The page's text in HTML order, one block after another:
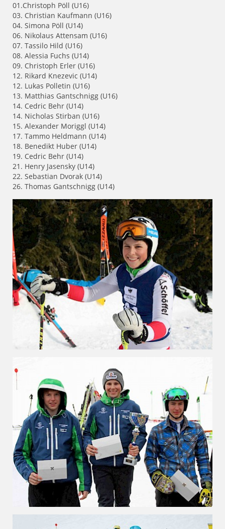
01.Christoph Pöll (U16)
03. Christian Kaufmann (U16)
04. Simona Pöll (U14)
06. Nikolaus Attensam (U16)
07. Tassilo Hild (U16)
08. Alessia Fuchs (U14)
09. Christoph Erler (U16)
12. Rikard Knezevic (U14)
12. Lukas Polletin (U16)
13. Matthias Gantschnigg (U16)
14. Cedric Behr (U14)
14. Nicholas Stirban (U16)
15. Alexander Moriggl (U14)
17. Tammo Heldmann (U14)
18. Benedikt Huber (U14)
19. Cedric Behr (U14)
21. Henry Jasensky (U14)
22. Sebastian Dvorak (U14)
26. Thomas Gantschnigg (U14)